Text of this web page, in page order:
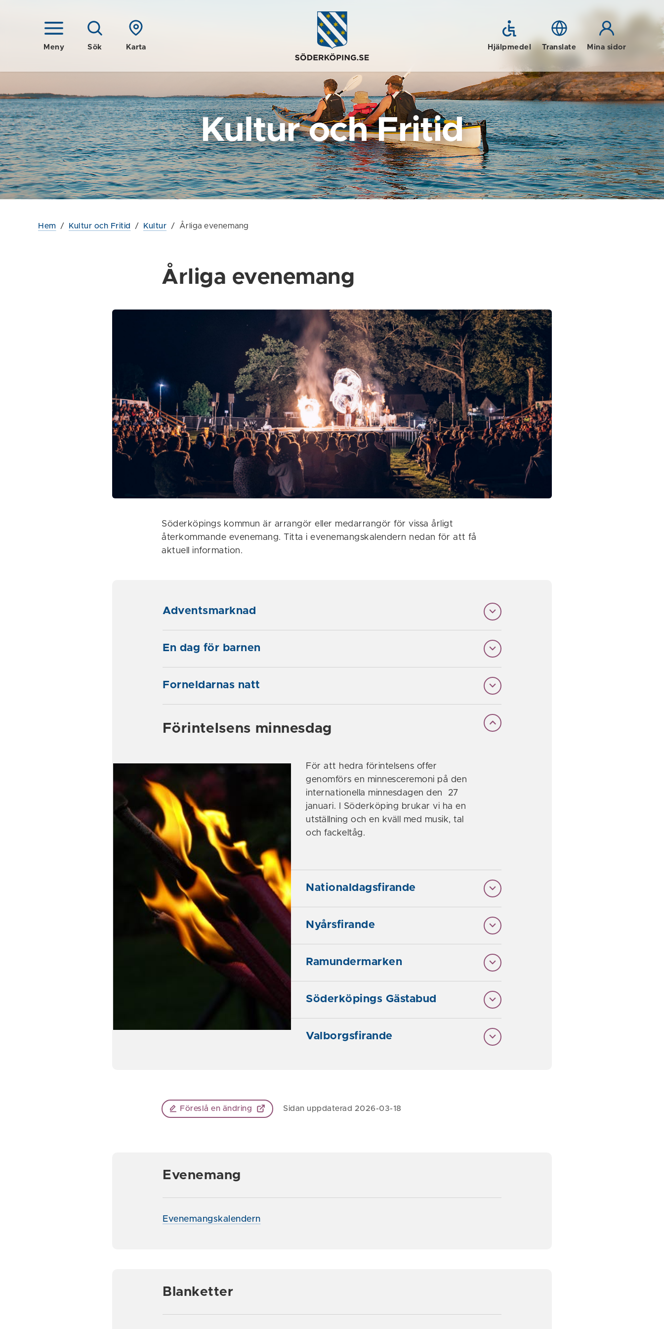
Meny Sök Karta Hjälpmedel Translate Mina sidor
Kultur och Fritid
Hem / Kultur och Fritid / Kultur / Årliga evenemang
Årliga evenemang
Söderköpings kommun är arrangör eller medarrangör för vissa årligt
återkommande evenemang. Titta i evenemangskalendern nedan för att få
aktuell information.
Adventsmarknad
En dag för barnen
Forneldarnas natt
Förintelsens minnesdag
För att hedra förintelsens offer
genomförs en minnesceremoni på den
internationella minnesdagen den 27
januari. I Söderköping brukar vi ha en
utställning och en kväll med musik, tal
och fackeltåg.
Nationaldagsfirande
Nyårsfirande
Ramundermarken
Söderköpings Gästabud
Valborgsfirande
Föreslå en ändring Sidan uppdaterad 2026-03-18
Evenemang
Evenemangskalendern
Blanketter